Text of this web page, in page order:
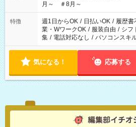
月～ ＃8月～
特徴 週1日からOK / 日払いOK / 履歴書
業・WワークOK / 服装自由 / シフ
集 / 電話対応なし / パソコンスキ
気になる！ 応募する